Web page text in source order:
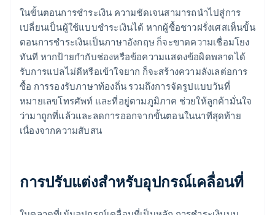
ในขั้นตอนการชําระเงิน ความชัดเจนสามารถนําไปสู่การ
เปลี่ยนเป็นผู้ใช้แบบชําระเงินได้ หากผู้ซื้อชาวฝรั่งเศสเห็นขั้น
ตอนการชําระเงินเป็นภาษาอังกฤษ ก็จะขาดความเชื่อมโยง
ทันที หากป้ายกํากับช่องหรือข้อความแสดงข้อผิดพลาดได้
รับการแปลไม่ดีหรือเข้าใจยาก ก็จะสร้างความลังเลต่อการ
ซื้อ การรองรับภาษาท้องถิ่น รวมถึงการจัดรูปแบบวันที่
หมายเลขโทรศัพท์ และที่อยู่ตามภูมิภาค ช่วยให้ลูกค้ามั่นใจ
ว่ามาถูกที่แล้วและลดการออกจากขั้นตอนในนาทีสุดท้าย
เนื่องจากความสับสน
การปรับแต่งสําหรับอุปกรณ์เคลื่อนที่